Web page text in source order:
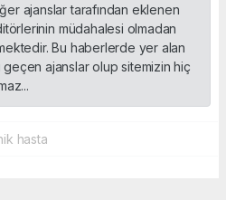
ajanslar tarafından eklenen
müdahalesi olmadan
Bu haberlerde yer alan
ajanslar olup sitemizin hiç
hasta